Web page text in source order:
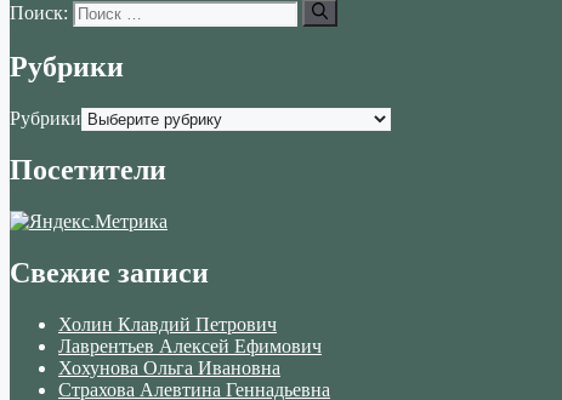
Поиск:
Рубрики
Рубрики
Посетители
Свежие записи
Холин Клавдий Петрович
Лаврентьев Алексей Ефимович
Хохунова Ольга Ивановна
Страхова Алевтина Геннадьевна